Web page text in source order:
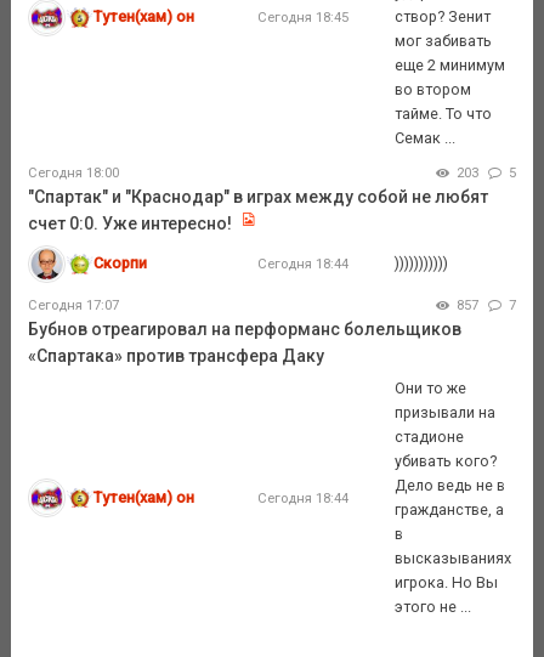
Тутен(хам) он Сегодня 18:45
створ? Зенит
мог забивать
еще 2 минимум
во втором
тайме. То что
Семак ...
Сегодня 18:00 203 5
"Спартак" и "Краснодар" в играх между собой не любят
счет 0:0. Уже интересно!
Скорпи Сегодня 18:44 )))))))))))
Сегодня 17:07 857 7
Бубнов отреагировал на перформанс болельщиков
«Спартака» против трансфера Даку
Тутен(хам) он Сегодня 18:44
Они то же
призывали на
стадионе
убивать кого?
Дело ведь не в
гражданстве, а
в
высказываниях
игрока. Но Вы
этого не ...